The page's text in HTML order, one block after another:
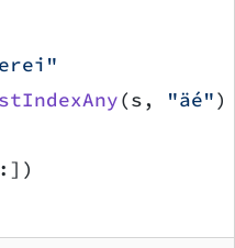
(s, "äé")